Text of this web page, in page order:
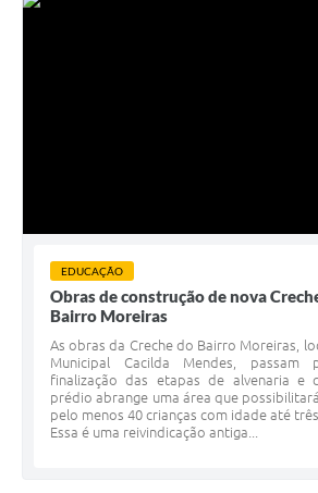
EDUCAÇÃO
Obras de construção de nova
Bairro Moreiras
As obras da Creche do Bairro Moreiras,
Municipal Cacilda Mendes,
finalização das etapas de alvenaria e
prédio abrange uma área que
pelo menos 40 crianças com idade até três
Essa é uma reivindicação antiga...